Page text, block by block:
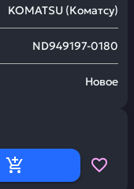
KOMATSU (Коматсу)
ND949197-0180
Новое